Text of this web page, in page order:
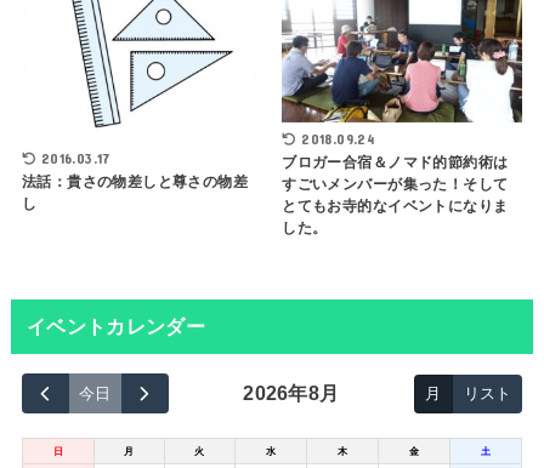
2016.03.17
法話：貴さの物差しと尊さの物差
し
2018.09.24
ブロガー合宿＆ノマド的節約術は
すごいメンバーが集った！そして
とてもお寺的なイベントになりま
した。
イベントカレンダー
今日 2026年8月 月 リスト
日 月 火 水 木 金 土